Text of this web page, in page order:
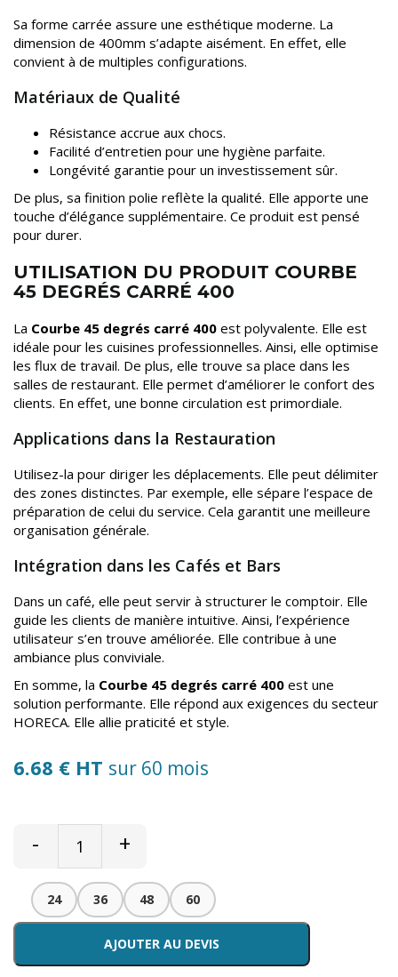
Sa forme carrée assure une esthétique moderne. La
dimension de 400mm s’adapte aisément. En effet, elle
convient à de multiples configurations.
Matériaux de Qualité
Résistance accrue aux chocs.
Facilité d’entretien pour une hygiène parfaite.
Longévité garantie pour un investissement sûr.
De plus, sa finition polie reflète la qualité. Elle apporte une
touche d’élégance supplémentaire. Ce produit est pensé
pour durer.
UTILISATION DU PRODUIT COURBE
45 DEGRÉS CARRÉ 400
La Courbe 45 degrés carré 400 est polyvalente. Elle est
idéale pour les cuisines professionnelles. Ainsi, elle optimise
les flux de travail. De plus, elle trouve sa place dans les
salles de restaurant. Elle permet d’améliorer le confort des
clients. En effet, une bonne circulation est primordiale.
Applications dans la Restauration
Utilisez-la pour diriger les déplacements. Elle peut délimiter
des zones distinctes. Par exemple, elle sépare l’espace de
préparation de celui du service. Cela garantit une meilleure
organisation générale.
Intégration dans les Cafés et Bars
Dans un café, elle peut servir à structurer le comptoir. Elle
guide les clients de manière intuitive. Ainsi, l’expérience
utilisateur s’en trouve améliorée. Elle contribue à une
ambiance plus conviviale.
En somme, la Courbe 45 degrés carré 400 est une
solution performante. Elle répond aux exigences du secteur
HORECA. Elle allie praticité et style.
6.68 € HT sur 60 mois
- +
24 36 48 60
AJOUTER AU DEVIS